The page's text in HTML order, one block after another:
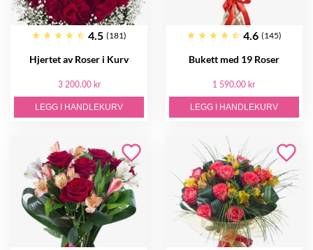
4.5 (181)
Hjertet av Roser i Kurv
3 200.00 kr
LEGG I HANDLEKURV
4.6 (145)
Bukett med 19 Roser
1 590.00 kr
LEGG I HANDLEKURV